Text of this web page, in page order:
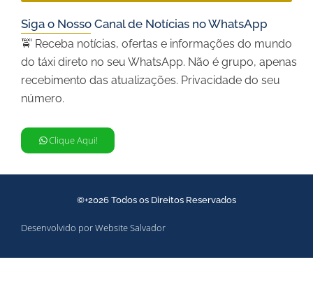
Siga o Nosso Canal de Notícias no WhatsApp
🚖 Receba notícias, ofertas e informações do mundo
do táxi direto no seu WhatsApp. Não é grupo, apenas
recebimento das atualizações. Privacidade do seu
número.
Clique Aqui!
©+2026 Todos os Direitos Reservados
Desenvolvido por Website Salvador